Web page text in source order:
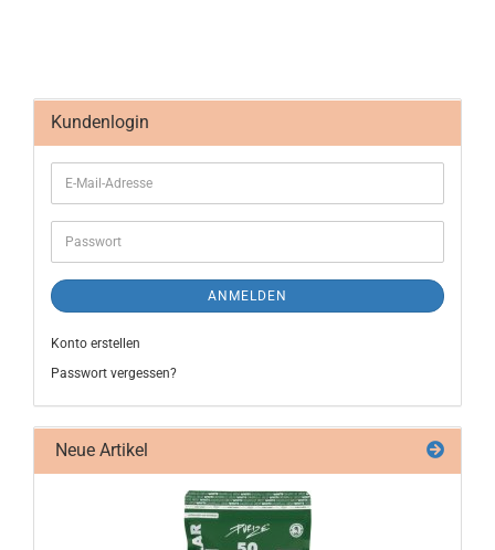
Kundenlogin
ANMELDEN
Konto erstellen
Passwort vergessen?
Neue Artikel